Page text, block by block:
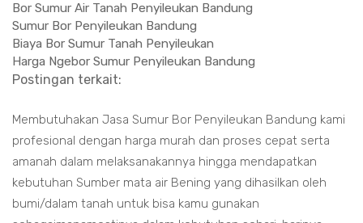
Bor Sumur Air Tanah Penyileukan Bandung
Sumur Bor Penyileukan Bandung
Biaya Bor Sumur Tanah Penyileukan
Harga Ngebor Sumur Penyileukan Bandung
Postingan terkait:
Membutuhakan Jasa Sumur Bor Penyileukan Bandung kami
profesional dengan harga murah dan proses cepat serta
amanah dalam melaksanakannya hingga mendapatkan
kebutuhan Sumber mata air Bening yang dihasilkan oleh
bumi/dalam tanah untuk bisa kamu gunakan